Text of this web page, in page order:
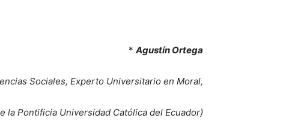
* Agustín Ortega
Sociales, Experto Universitario en Moral,
la Pontificia Universidad Católica del Ecuador)